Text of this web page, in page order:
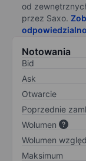
od
przez Saxo.
Notowania
Bid
Ask
Otwarcie
Poprzednie
Wolumen
Wolumen
Maksimum